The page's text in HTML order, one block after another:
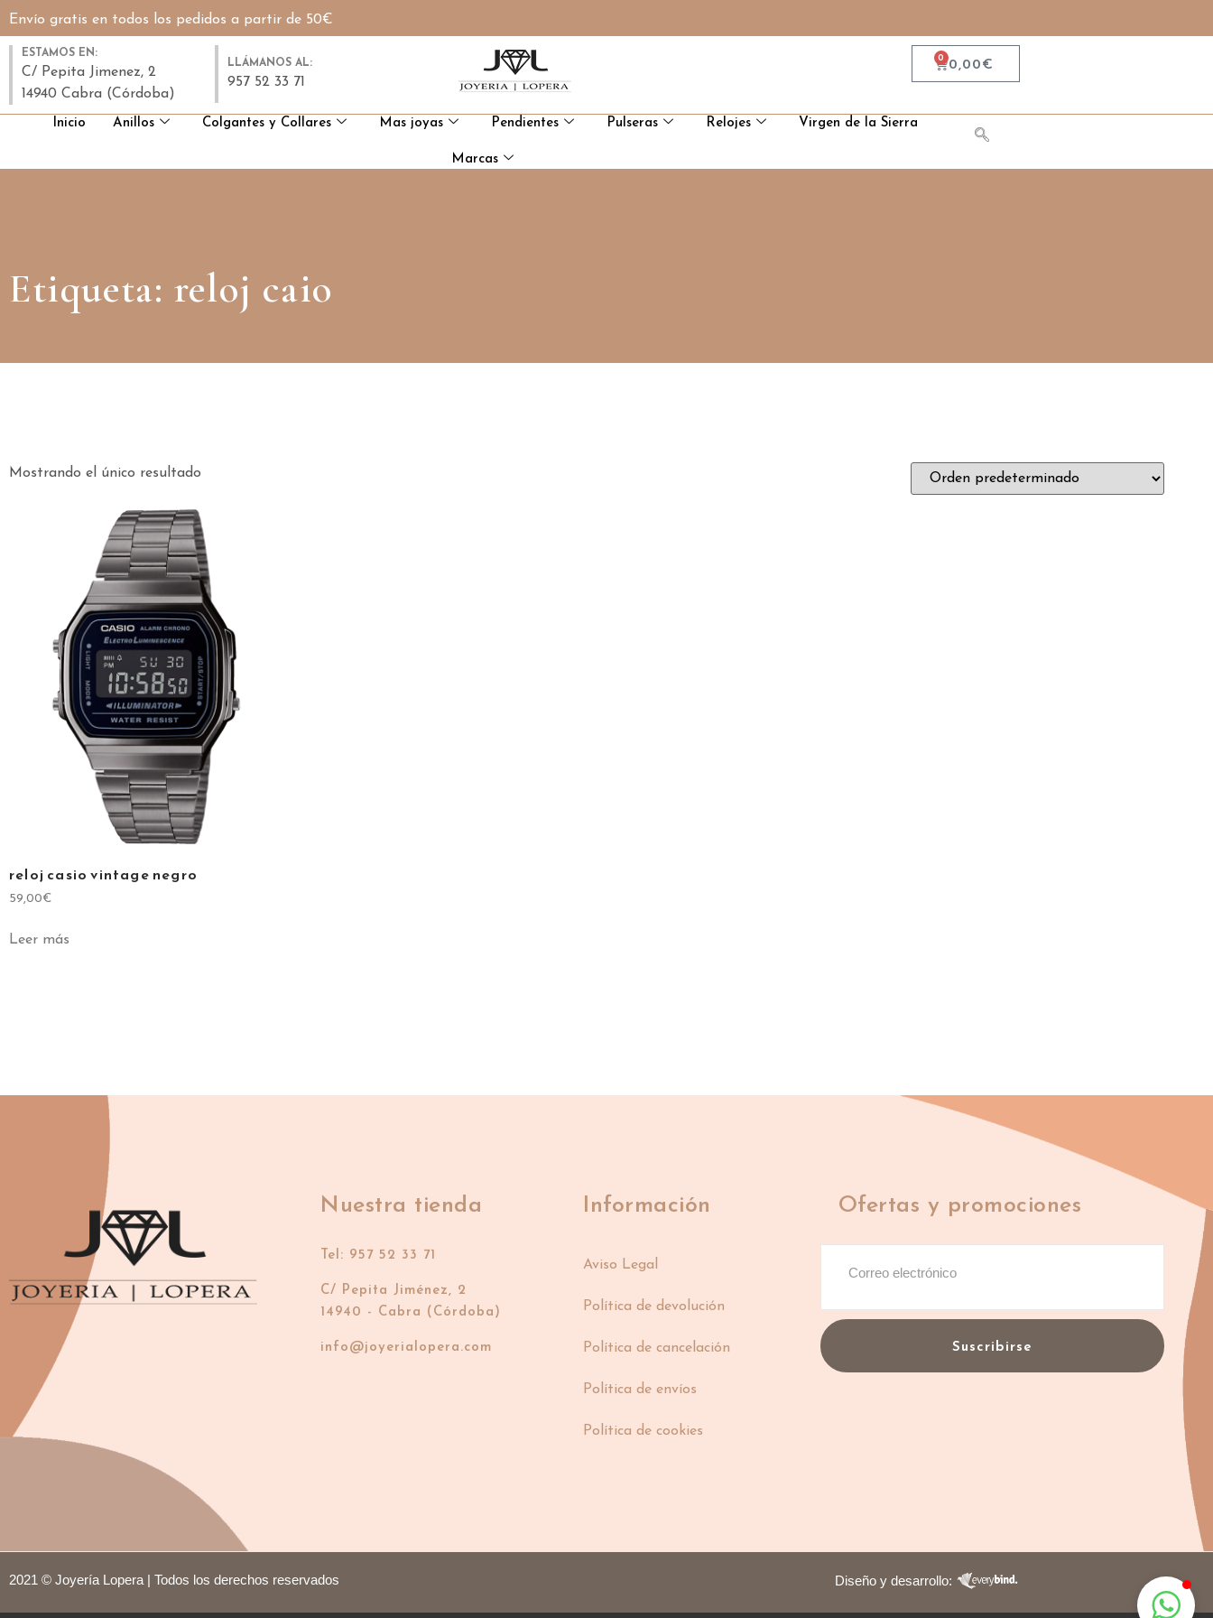
Envío gratis en todos los pedidos a partir de 50€
ESTAMOS EN:
C/ Pepita Jimenez, 2
14940 Cabra (Córdoba)
LLÁMANOS AL:
957 52 33 71
0,00€
0
Inicio Anillos Colgantes y Collares Mas joyas Pendientes Pulseras Relojes Virgen de la Sierra
Marcas
Etiqueta: reloj caio
Mostrando el único resultado
reloj casio vintage negro
59,00€
Leer más
Nuestra tienda
Tel: 957 52 33 71
C/ Pepita Jiménez, 2
14940 - Cabra (Córdoba)
info@joyerialopera.com
Información
Aviso Legal
Política de devolución
Política de cancelación
Política de envíos
Política de cookies
Ofertas y promociones
Suscribirse
2021 © Joyería Lopera | Todos los derechos reservados Diseño y desarrollo: